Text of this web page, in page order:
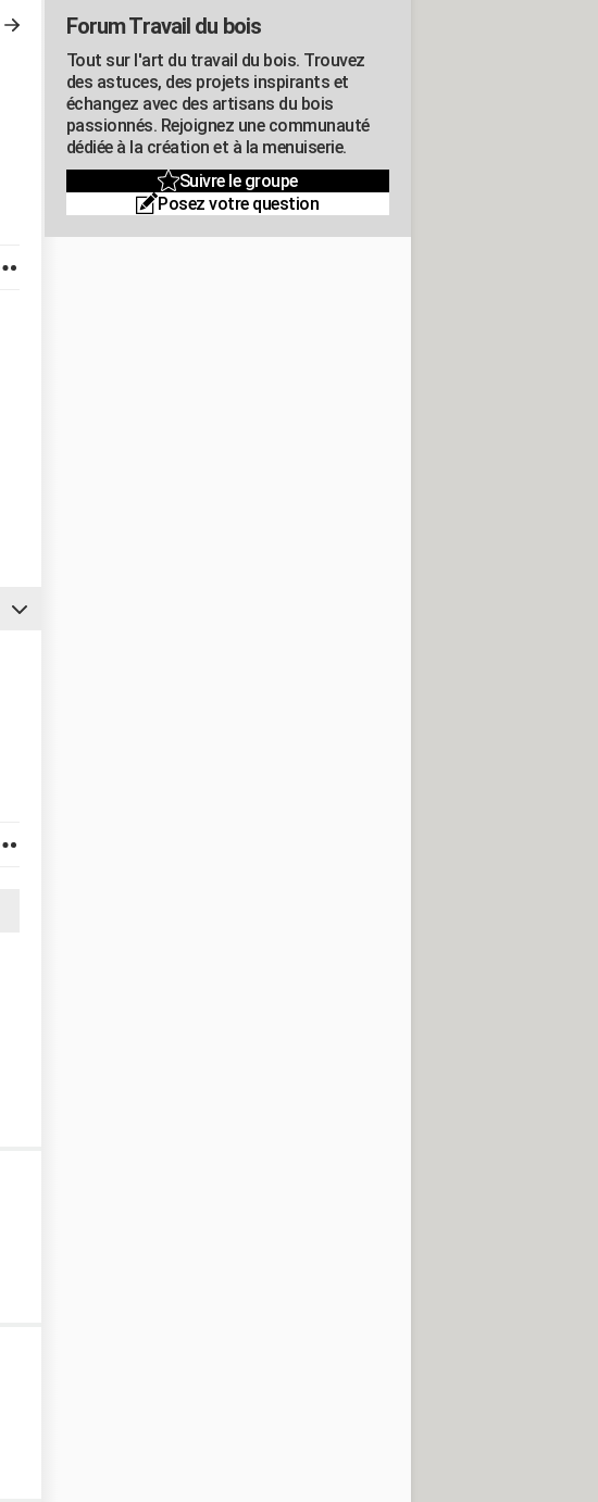
Forum Travail du bois
Tout sur l'art du travail du bois. Trouvez
des astuces, des projets inspirants et
échangez avec des artisans du bois
passionnés. Rejoignez une communauté
dédiée à la création et à la menuiserie.
Suivre le groupe
Posez votre question